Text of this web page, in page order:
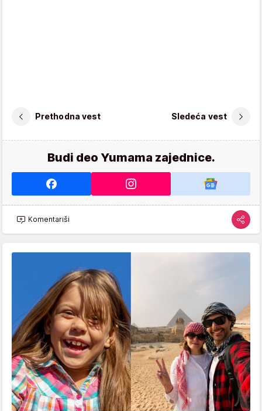
Prethodna vest Sledeća vest
Budi deo Yumama zajednice.
Komentariši